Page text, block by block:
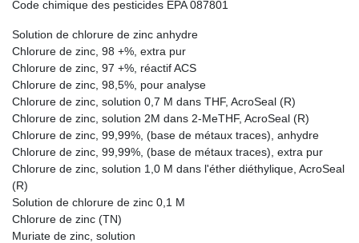
Code chimique des pesticides EPA 087801
Solution de chlorure de zinc anhydre
Chlorure de zinc, 98 +%, extra pur
Chlorure de zinc, 97 +%, réactif ACS
Chlorure de zinc, 98,5%, pour analyse
Chlorure de zinc, solution 0,7 M dans THF, AcroSeal (R)
Chlorure de zinc, solution 2M dans 2-MeTHF, AcroSeal (R)
Chlorure de zinc, 99,99%, (base de métaux traces), anhydre
Chlorure de zinc, 99,99%, (base de métaux traces), extra pur
Chlorure de zinc, solution 1,0 M dans l'éther diéthylique, AcroSeal
(R)
Solution de chlorure de zinc 0,1 M
Chlorure de zinc (TN)
Muriate de zinc, solution